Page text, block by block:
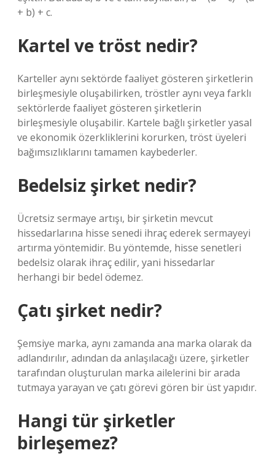
+ b) + c.
Kartel ve tröst nedir?
Karteller aynı sektörde faaliyet gösteren şirketlerin
birleşmesiyle oluşabilirken, tröstler aynı veya farklı
sektörlerde faaliyet gösteren şirketlerin
birleşmesiyle oluşabilir. Kartele bağlı şirketler yasal
ve ekonomik özerkliklerini korurken, tröst üyeleri
bağımsızlıklarını tamamen kaybederler.
Bedelsiz şirket nedir?
Ücretsiz sermaye artışı, bir şirketin mevcut
hissedarlarına hisse senedi ihraç ederek sermayeyi
artırma yöntemidir. Bu yöntemde, hisse senetleri
bedelsiz olarak ihraç edilir, yani hissedarlar
herhangi bir bedel ödemez.
Çatı şirket nedir?
Şemsiye marka, aynı zamanda ana marka olarak da
adlandırılır, adından da anlaşılacağı üzere, şirketler
tarafından oluşturulan marka ailelerini bir arada
tutmaya yarayan ve çatı görevi gören bir üst yapıdır.
Hangi tür şirketler
birleşemez?